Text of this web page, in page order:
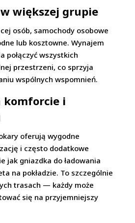
większej grupie
osób, samochody osobowe
lub kosztowne. Wynajem
połączyć wszystkich
przestrzeni, co sprzyja
wspólnych wspomnień.
komforcie i
oferują wygodne
i często dodatkowe
jak gniazdka do ładowania
na pokładzie. To szczególnie
trasach — każdy może
się na przyjemniejszy